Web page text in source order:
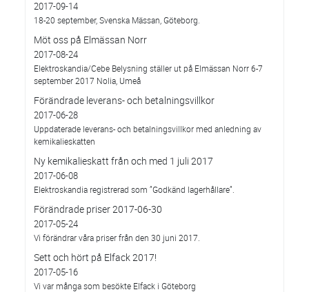
2017-09-14
18-20 september, Svenska Mässan, Göteborg.
Möt oss på Elmässan Norr
2017-08-24
Elektroskandia/Cebe Belysning ställer ut på Elmässan Norr 6-7
september 2017 Nolia, Umeå
Förändrade leverans- och betalningsvillkor
2017-06-28
Uppdaterade leverans- och betalningsvillkor med anledning av
kemikalieskatten
Ny kemikalieskatt från och med 1 juli 2017
2017-06-08
Elektroskandia registrerad som ”Godkänd lagerhållare”.
Förändrade priser 2017-06-30
2017-05-24
Vi förändrar våra priser från den 30 juni 2017.
Sett och hört på Elfack 2017!
2017-05-16
Vi var många som besökte Elfack i Göteborg